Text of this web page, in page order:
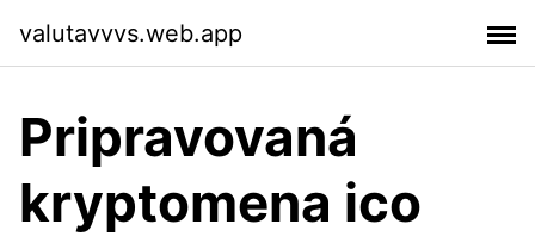
valutavvvs.web.app
Pripravovaná
kryptomena ico